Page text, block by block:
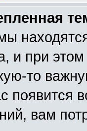
и при
то
появится
вам